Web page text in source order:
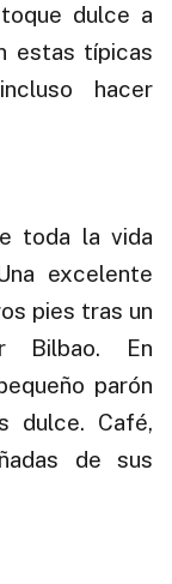
dulce a
estas típicas
hacer
toda la vida
excelente
pies tras un
Bilbao. En
parón
dulce. Café,
de sus